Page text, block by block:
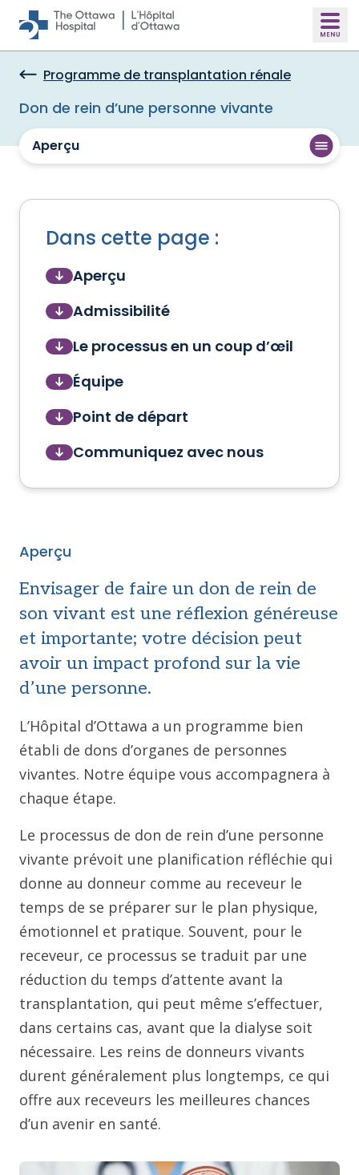
Skip to main content
Programme de transplantation rénale
Don de rein d’une personne vivante
Aperçu
Dans cette page :
Aperçu
Admissibilité
Le processus en un coup d’œil
Équipe
Point de départ
Communiquez avec nous
Aperçu
Envisager de faire un don de rein de
son vivant est une réflexion généreuse
et importante; votre décision peut
avoir un impact profond sur la vie
d’une personne.
L’Hôpital d’Ottawa a un programme bien
établi de dons d’organes de personnes
vivantes. Notre équipe vous accompagnera à
chaque étape.
Le processus de don de rein d’une personne
vivante prévoit une planification réfléchie qui
donne au donneur comme au receveur le
temps de se préparer sur le plan physique,
émotionnel et pratique. Souvent, pour le
receveur, ce processus se traduit par une
réduction du temps d’attente avant la
transplantation, qui peut même s’effectuer,
dans certains cas, avant que la dialyse soit
nécessaire. Les reins de donneurs vivants
durent généralement plus longtemps, ce qui
offre aux receveurs les meilleures chances
d’un avenir en santé.